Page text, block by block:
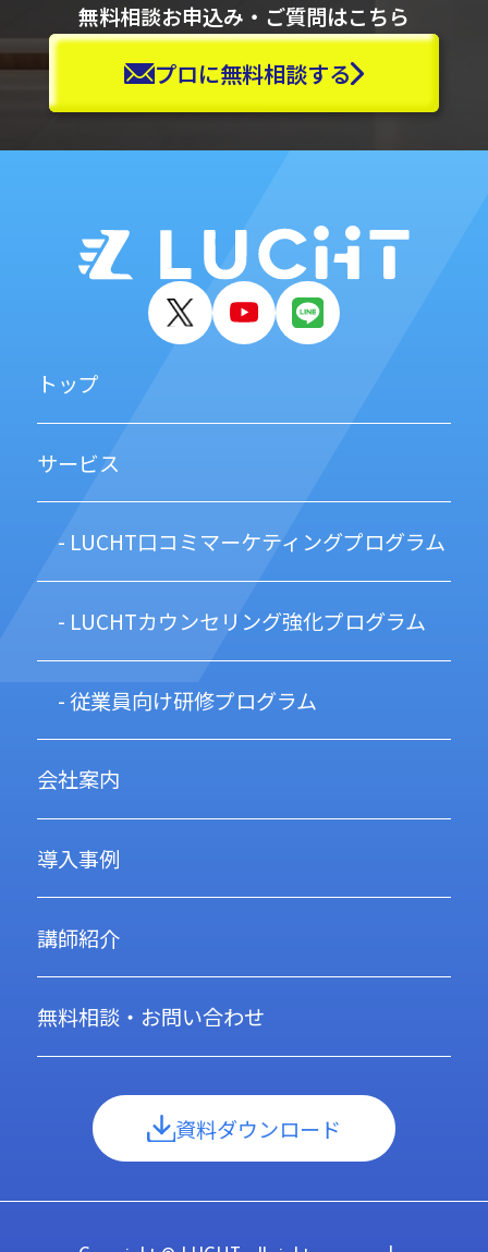
無料相談お申込み・ご質問はこちら
プロに無料相談する
トップ
サービス
- LUCHT口コミマーケティングプログラム
- LUCHTカウンセリング強化プログラム
- 従業員向け研修プログラム
会社案内
導入事例
講師紹介
無料相談・お問い合わせ
資料ダウンロード